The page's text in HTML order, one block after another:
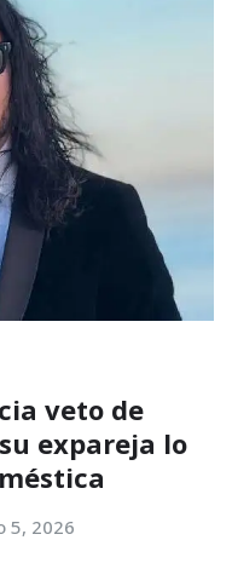
veto de
expareja lo
5, 2026